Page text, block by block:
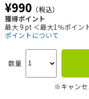
¥990 （税込）
獲得ポイント
最大 9 pt ＜最大1％ポイン
ポイントについて
数量
※キャンセ